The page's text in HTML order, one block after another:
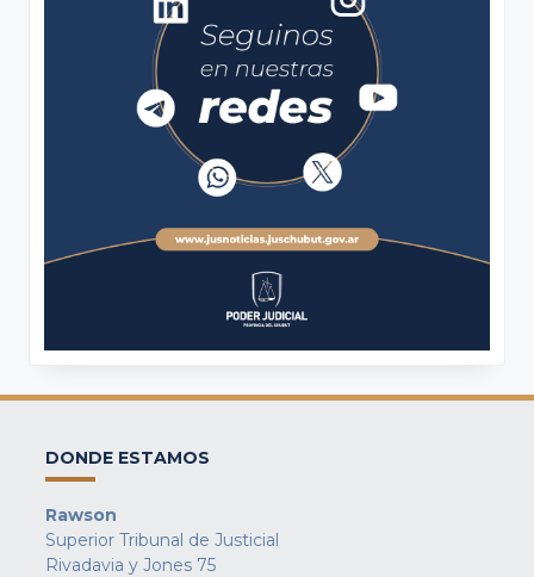
DONDE ESTAMOS
Rawson
Superior Tribunal de Justicial
Rivadavia y Jones 75